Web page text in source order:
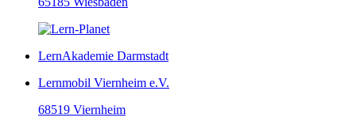
LernAkademie Darmstadt
Lernmobil Viernheim e.V.
68519 Viernheim